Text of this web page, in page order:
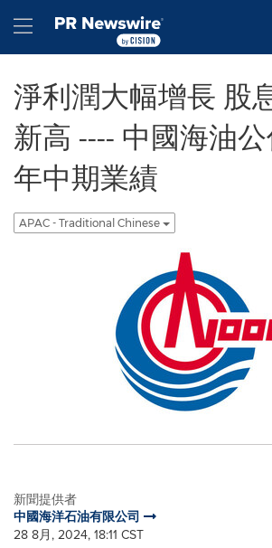
Hamburger menu
淨利潤大幅增長 股
新高 ---- 中國海油
年中期業績
APAC - Traditional Chinese
新聞提供者
中國海洋石油有限公司
28 8月, 2024, 18:11 CST